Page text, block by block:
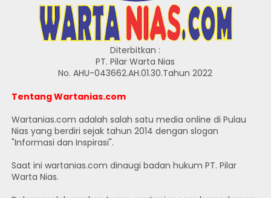
Diterbitkan :
PT. Pilar Warta Nias
No. AHU-043662.AH.01.30.Tahun 2022
Tentang Wartanias.com
Wartanias.com adalah salah satu media online di Pulau
Nias yang berdiri sejak tahun 2014 dengan slogan
"Informasi dan Inspirasi".
Saat ini wartanias.com dinaugi badan hukum PT. Pilar
Warta Nias.